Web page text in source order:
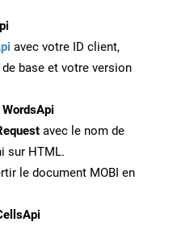
avec votre ID client,
base et votre version
avec le nom de
sur HTML.
le document MOBI en